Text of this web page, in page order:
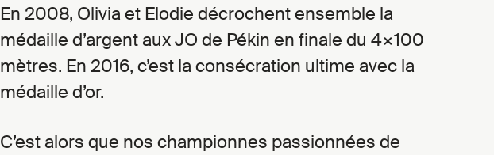
En 2008, Olivia et Elodie décrochent ensemble la
médaille d’argent aux JO de Pékin en finale du 4×100
mètres. En 2016, c’est la consécration ultime avec la
médaille d’or.
C’est alors que nos championnes passionnées de